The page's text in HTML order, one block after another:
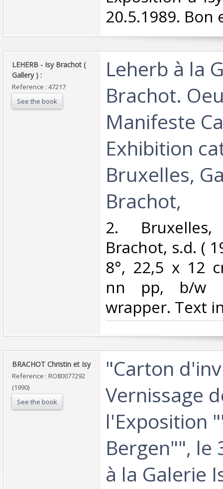
20.5.1989. Bon
‎LEHERB - Isy Brachot (
Gallery ) :‎
Reference : 47217
See the book
‎Leherb à la
Brachot.
Manifeste
Exhibition
Bruxelles,
Brachot,‎
‎2.
Brachot, s.d. (
8°, 22,5 x 12
nn pp, b/w
wrapper. Text
‎BRACHOT Christin et Isy‎
Reference : RO80077292
(1990)
See the book
‎"Carton
Vernissage
l'Exposition
Bergen"", le
à la Galerie